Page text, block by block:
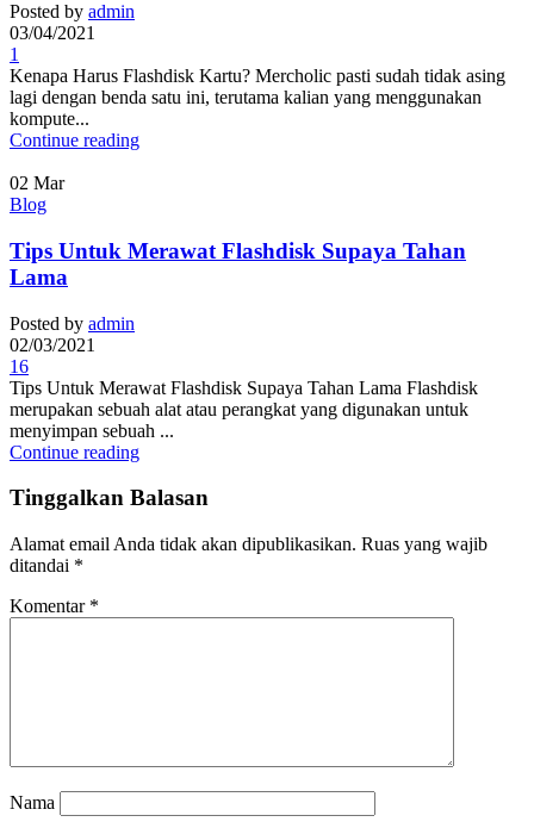
Posted by admin
03/04/2021
1
Kenapa Harus Flashdisk Kartu? Mercholic pasti sudah tidak asing
lagi dengan benda satu ini, terutama kalian yang menggunakan
kompute...
Continue reading
02 Mar
Blog
Tips Untuk Merawat Flashdisk Supaya Tahan
Lama
Posted by admin
02/03/2021
16
Tips Untuk Merawat Flashdisk Supaya Tahan Lama Flashdisk
merupakan sebuah alat atau perangkat yang digunakan untuk
menyimpan sebuah ...
Continue reading
Tinggalkan Balasan
Alamat email Anda tidak akan dipublikasikan. Ruas yang wajib
ditandai *
Komentar *
Nama